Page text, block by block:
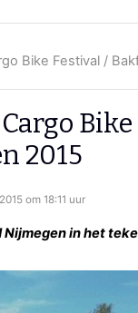
RSS
Bike Festival /
Bike
2015
om 18:11 uur
in het